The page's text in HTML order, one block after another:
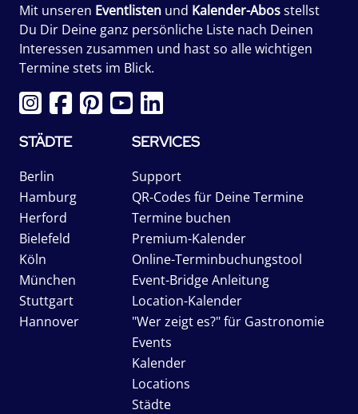
Mit unseren Eventlisten und Kalender-Abosstellst
Du Dir Deine ganz persönliche Liste nach Deinen
Interessen zusammen und hast so alle wichtigen
Termine stets im Blick.
STÄDTE
Berlin
Hamburg
Herford
Bielefeld
Köln
München
Stuttgart
Hannover
SERVICES
Support
QR-Codes für Deine Termine
Termine buchen
Premium-Kalender
Online-Terminbuchungstool
Event-Bridge Anleitung
Location-Kalender
"Wer zeigt es?" für Gastronomie
Events
Kalender
Locations
Städte